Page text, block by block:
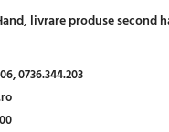
livrare produse second
0736.344.203